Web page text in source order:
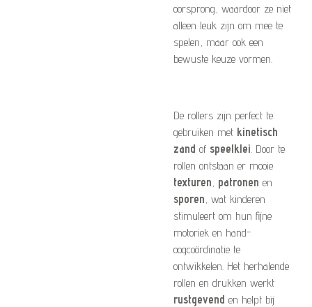
oorsprong, waardoor ze niet
alleen leuk zijn om mee te
spelen, maar ook een
bewuste keuze vormen.
De rollers zijn perfect te
gebruiken met kinetisch
zand of speelklei . Door te
rollen ontstaan er mooie
texturen patronen en
sporen , wat kinderen
stimuleert om hun fijne
motoriek en hand-
oogcoördinatie te
ontwikkelen. Het herhalende
rollen en drukken werkt
rustgevend en helpt bij